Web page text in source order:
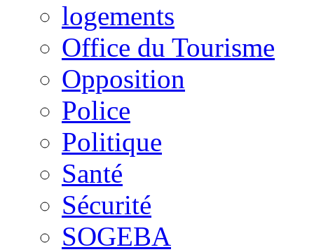
logements
Office du Tourisme
Opposition
Police
Politique
Santé
Sécurité
SOGEBA